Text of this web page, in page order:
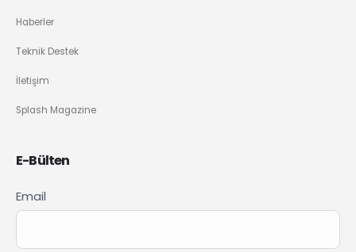
Haberler
Teknik Destek
İletişim
Splash Magazine
E-Bülten
Newsletter
Signup
Email
If you
are